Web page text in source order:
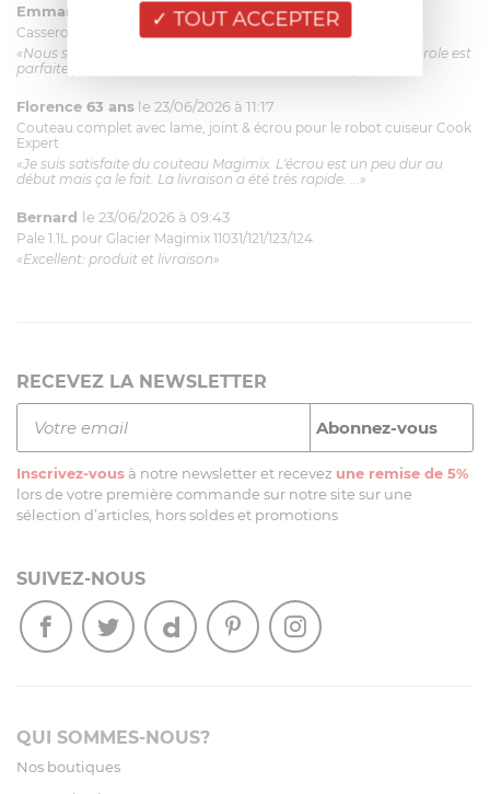
Emmanuel 56 ans le 23/06/2026 à 12:04
Casserole mini 9 cm Castelpro 5 ply poignée fixe
«Nous sommes dans un produit de haute qualité. Cette casserole est
parfaite pour l'élaboration des sauces et vient complé...»
Florence 63 ans le 23/06/2026 à 11:17
Couteau complet avec lame, joint & écrou pour le robot cuiseur Cook
Expert
«Je suis satisfaite du couteau Magimix. L'écrou est un peu dur au
début mais ça le fait. La livraison a été très rapide. ...»
Bernard le 23/06/2026 à 09:43
Pale 1.1L pour Glacier Magimix 11031/121/123/124
«Excellent: produit et livraison»
RECEVEZ LA NEWSLETTER
Inscrivez-vous à notre newsletter et recevez une remise de 5%
lors de votre première commande sur notre site sur une
sélection d’articles, hors soldes et promotions
SUIVEZ-NOUS
QUI SOMMES-NOUS?
Nos boutiques
TOUT ACCEPTER